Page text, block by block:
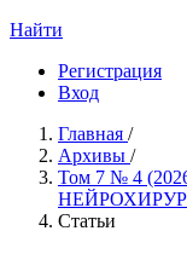
Найти
Регистрация
Вход
Главная /
Архивы /
Том 7 № 4
Статьи